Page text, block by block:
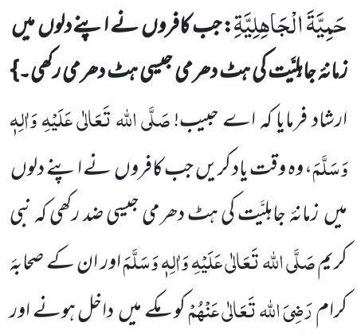
حَمِیَّةَ الْجَاهِلِیَّةِ: جب کافروںنے اپنے دلوںمیں
زمانۂ جاہلِیَّت کیہٹ دھرمی جیسی ہٹ دھرمی رکھی۔}
ارشاد فرمایا کہ اے حبیب!صَلَّی اللہ تَعَالٰی عَلَیْہِ وَاٰلِہٖ
وَسَلَّمَ، وہ وقت یاد کریں جب کافروںنے اپنے دلوں
میںزمانۂ جاہلِیَّت کی ہٹ دھرمی جیسی ضد رکھی کہنبی
کریمصَلَّی اللہ تَعَالٰی عَلَیْہِ وَاٰلِہٖ وَسَلَّمَاور ان کے صحابۂ
کرامرَضِیَ اللہ تَعَالٰی عَنْہُمْکو مکے میںداخل ہونے اور